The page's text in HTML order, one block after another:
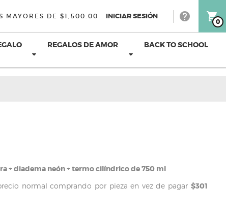
MAYORES DE $1,500.00 INICIAR SESIÓN help 0
shopping_cart
REGALOS DE AMOR BACK TO SCHOOL
+ diadema neón + termo cilíndrico de 750 ml
normal comprando por pieza en vez de pagar $301